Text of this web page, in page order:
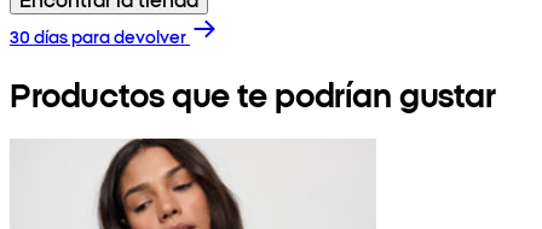
30 días para devolver
Productos que te podrían gustar